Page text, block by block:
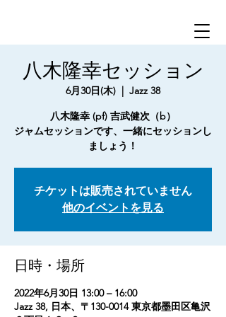
八木隆幸セッション
6月30日(木)
  |
Jazz 38
八木隆幸 (pf) 吉武健次（b）
ジャムセッションです、一緒にセッションし
ましょう！
チケットは販売されていません
他のイベントを見る
日時・場所
2022年6月30日 13:00 – 16:00
Jazz 38, 日本、〒130-0014 東京都墨田区亀沢